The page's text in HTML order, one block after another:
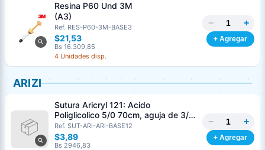
Resina P60 Und 3M
(A3)
Ref. RES-P60-3M-BASE3
$21,53
Bs 16.309,85
4 Unidades disp.
− +
+ Agregar
ARIZI
Sutura Aricryl 121: Acido
Poliglicolico 5/0 70cm, aguja de 3/8
Corte Inverso 19mm Und ARIZI
Absorbible
Ref. SUT-ARI-ARI-BASE12
$3,89
Bs 2946,83
− +
+ Agregar